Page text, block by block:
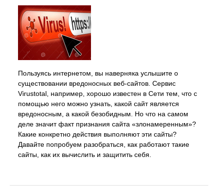
Пользуясь интернетом, вы наверняка услышите о
существовании вредоносных веб-сайтов. Сервис
Virustotal, например, хорошо известен в Сети тем, что с
помощью него можно узнать, какой сайт является
вредоносным, а какой безобидным. Но что на самом
деле значит факт признания сайта «злонамеренным»?
Какие конкретно действия выполняют эти сайты?
Давайте попробуем разобраться, как работают такие
сайты, как их вычислить и защитить себя.